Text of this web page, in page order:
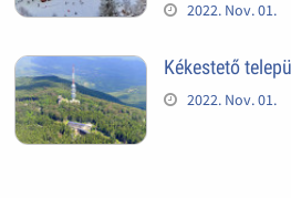
2022. Nov. 01.
Kékestető
2022. Nov. 01.